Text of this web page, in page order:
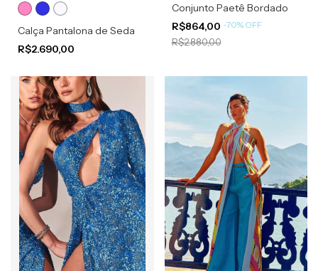
Calça Pantalona de Seda
R$2.690,00
Conjunto Paetê Bordado
R$864,00 -70% OFF
R$2.880,00